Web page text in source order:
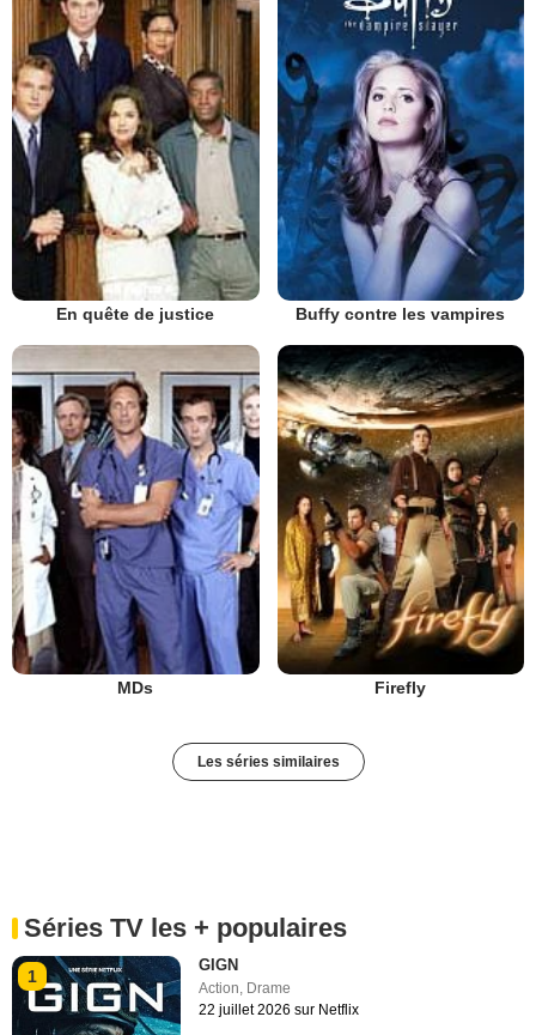
En quête de justice Buffy contre les vampires
MDs Firefly
Les séries similaires
Séries TV les + populaires
1
GIGN
Action, Drame
22 juillet 2026 sur Netflix